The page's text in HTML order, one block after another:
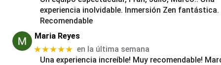
experiencia inolvidable. Inmersión Zen fantástica.
Recomendable
Maria Reyes
★★★★★ en la última semana
Una experiencia increíble! Muy recomendable!